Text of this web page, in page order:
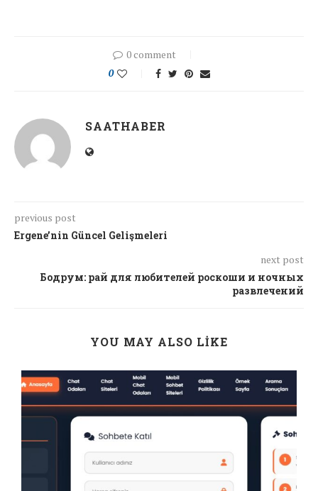
0 comment
0
SAATHABER
previous post
Ergene’nin Güncel Gelişmeleri
next post
Бодрум: рай для любителей роскоши и ночных
развлечений
YOU MAY ALSO LIKE